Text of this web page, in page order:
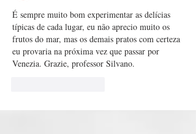
É sempre muito bom experimentar as delícias
típicas de cada lugar, eu não aprecio muito os
frutos do mar, mas os demais pratos com certeza
eu provaria na próxima vez que passar por
Venezia. Grazie, professor Silvano.